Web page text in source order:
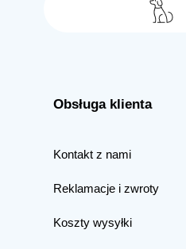
Obsługa klienta
Kontakt z nami
Reklamacje i zwroty
Koszty wysyłki